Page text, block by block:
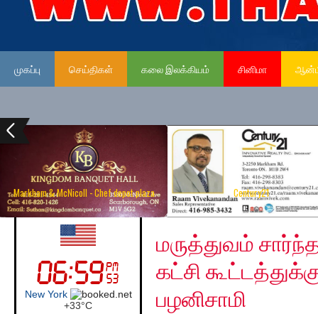
முகப்பு செய்திகள் கலை இலக்கியம் சினிமா
Markham & McNicoll - Chef depot plaza Century21
UK (London)
London
+24°C
Tuesday, March 31,
மருத்துவம்
கட்சி
பழனிசாமி